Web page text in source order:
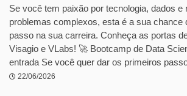
Se você tem paixão por tecnologia, dados e
problemas complexos, esta é a sua chance
passo na sua carreira. Conheça as portas
Visagio e VLabs! 🚀 Bootcamp de Data
entrada Se você quer dar os primeiros
22/06/2026